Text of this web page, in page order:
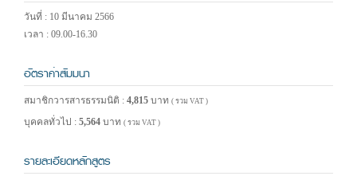
วันที่ : 10 มีนาคม 2566
เวลา : 09.00-16.30
อัตราค่าสัมมนา
สมาชิกวารสารธรรมนิติ : 4,815 บาท ( รวม VAT )
บุคคลทั่วไป : 5,564 บาท ( รวม VAT )
รายละเอียดหลักสูตร